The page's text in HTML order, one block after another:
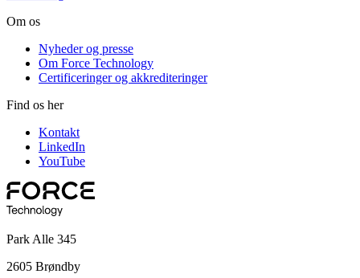
Om os
Nyheder og presse
Om Force Technology
Certificeringer og akkrediteringer
Find os her
Kontakt
LinkedIn
YouTube
Park Alle 345
2605 Brøndby